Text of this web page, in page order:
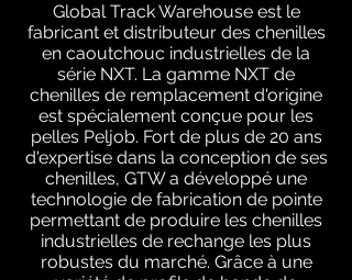
Global Track Warehouse est le
fabricant et distributeur des chenilles
en caoutchouc industrielles de la
série NXT. La gamme NXT de
chenilles de remplacement d'origine
est spécialement conçue pour les
pelles Peljob. Fort de plus de 20 ans
d'expertise dans la conception de ses
chenilles, GTW a développé une
technologie de fabrication de pointe
permettant de produire les chenilles
industrielles de rechange les plus
robustes du marché. Grâce à une